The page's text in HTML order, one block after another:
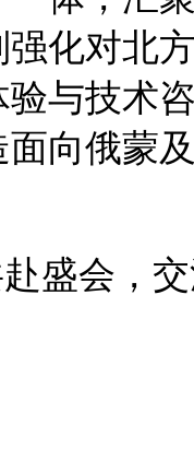
化对北
与技术
向俄蒙
盛会，